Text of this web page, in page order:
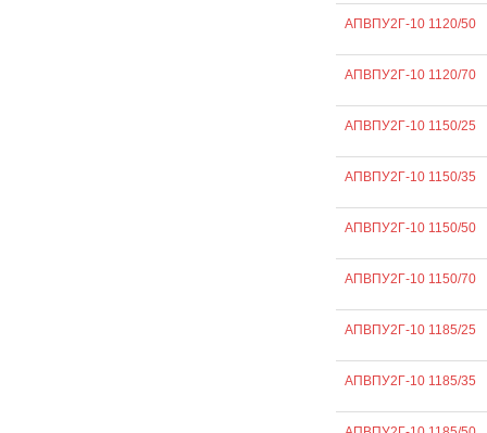
АПВПУ2Г-10 1120/50
АПВПУ2Г-10 1120/70
АПВПУ2Г-10 1150/25
АПВПУ2Г-10 1150/35
АПВПУ2Г-10 1150/50
АПВПУ2Г-10 1150/70
АПВПУ2Г-10 1185/25
АПВПУ2Г-10 1185/35